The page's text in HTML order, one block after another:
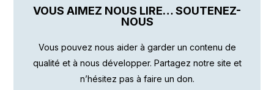
VOUS AIMEZ NOUS LIRE… SOUTENEZ-
NOUS
Vous pouvez nous aider à garder un contenu de
qualité et à nous développer. Partagez notre site et
n’hésitez pas à faire un don.